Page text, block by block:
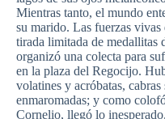
Mientras tanto, el mundo
su marido. Las fuerzas
tirada limitada de medallitas
organizó una colecta para
en la plaza del Regocijo.
volatines y acróbatas, cabras
enmaromadas; y como
Cornelio, llegó lo